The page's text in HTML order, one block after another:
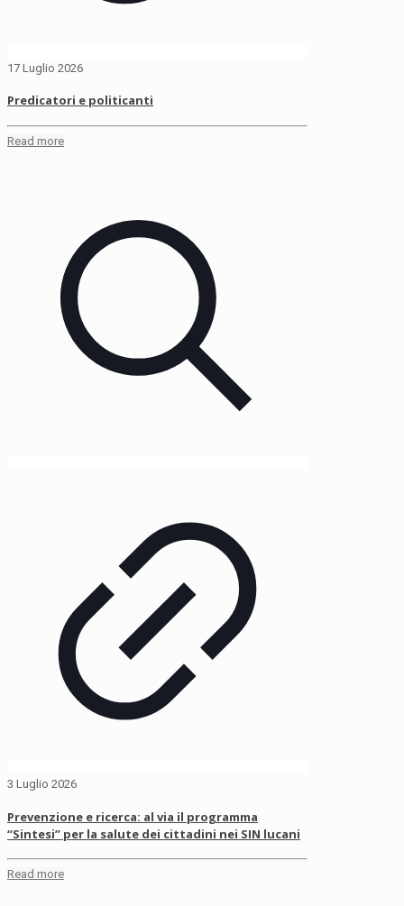
17 Luglio 2026
Predicatori e politicanti
Read more
3 Luglio 2026
Prevenzione e ricerca: al via il programma
“Sintesi” per la salute dei cittadini nei SIN lucani
Read more